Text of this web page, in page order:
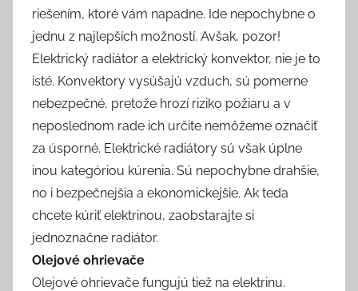
riešením, ktoré vám napadne. Ide nepochybne o
jednu z najlepších možností. Avšak, pozor!
Elektrický radiátor a elektrický konvektor, nie je to
isté. Konvektory vysúšajú vzduch, sú pomerne
nebezpečné, pretože hrozí riziko požiaru a v
neposlednom rade ich určite nemôžeme označiť
za úsporné. Elektrické radiátory sú však úplne
inou kategóriou kúrenia. Sú nepochybne drahšie,
no i bezpečnejšia a ekonomickejšie. Ak teda
chcete kúriť elektrinou, zaobstarajte si
jednoznačne radiátor.
Olejové ohrievače
Olejové ohrievače fungujú tiež na elektrinu.